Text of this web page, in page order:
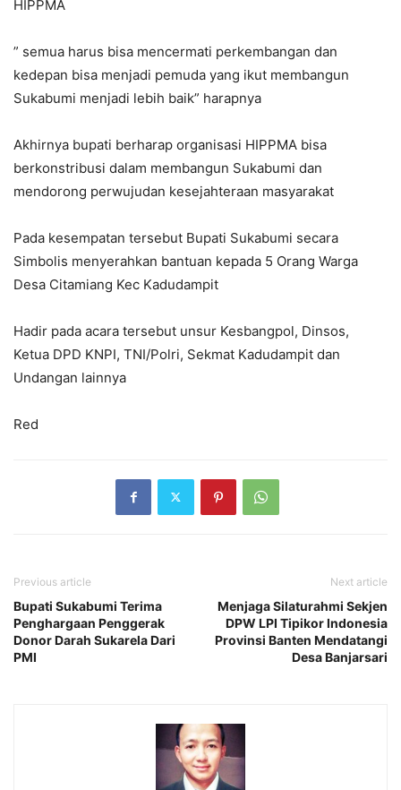
HIPPMA
” semua harus bisa mencermati perkembangan dan
kedepan bisa menjadi pemuda yang ikut membangun
Sukabumi menjadi lebih baik” harapnya
Akhirnya bupati berharap organisasi HIPPMA bisa
berkonstribusi dalam membangun Sukabumi dan
mendorong perwujudan kesejahteraan masyarakat
Pada kesempatan tersebut Bupati Sukabumi secara
Simbolis menyerahkan bantuan kepada 5 Orang Warga
Desa Citamiang Kec Kadudampit
Hadir pada acara tersebut unsur Kesbangpol, Dinsos,
Ketua DPD KNPI, TNI/Polri, Sekmat Kadudampit dan
Undangan lainnya
Red
Previous article
Bupati Sukabumi Terima
Penghargaan Penggerak
Donor Darah Sukarela Dari
PMI
Next article
Menjaga Silaturahmi Sekjen
DPW LPI Tipikor Indonesia
Provinsi Banten Mendatangi
Desa Banjarsari